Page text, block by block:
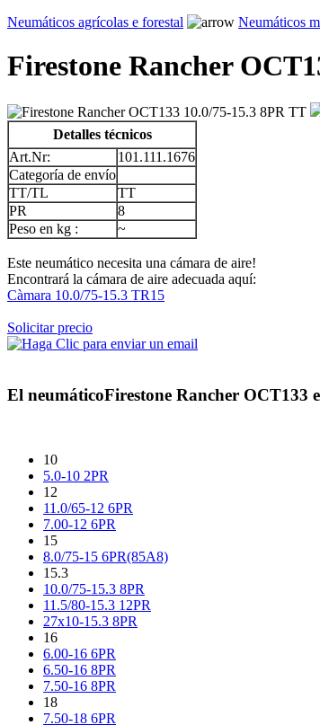
Neumáticos agrícolas e forestal
Neumáticos
Firestone Rancher
Detalles técnicos
Art.Nr:
101.111.1676
Categoría de envío
TT/TL
TT
PR
8
Peso en kg :
~
Este neumático necesita una cámara de aire!
Encontrará la cámara de aire adecuada aquí:
Càmara 10.0/75-15.3 TR15
Solicitar precio
El neumáticoFirestone Rancher OCT133
10
5.0-10 2PR
12
11.0/65-12 6PR
7.00-12 6PR
15
8.0/75-15 6PR(85A8)
15.3
10.0/75-15.3 8PR
11.5/80-15.3 12PR
27x10-15.3 8PR
16
6.00-16 6PR
6.50-16 8PR
7.50-16 8PR
18
7.50-18 6PR